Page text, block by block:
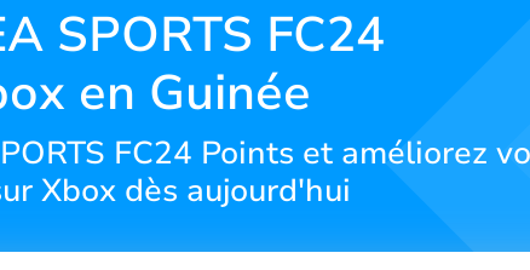
SPORTS FC24
en Guinée
FC24 Points et améliorez
Xbox dès aujourd'hui